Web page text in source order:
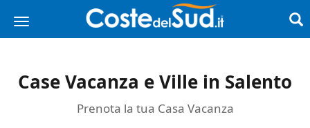
Case Vacanza e Ville in Salento
Prenota la tua Casa Vacanza